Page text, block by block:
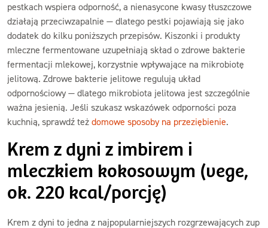
pestkach wspiera odporność, a nienasycone kwasy tłuszczowe
działają przeciwzapalnie — dlatego pestki pojawiają się jako
dodatek do kilku poniższych przepisów. Kiszonki i produkty
mleczne fermentowane uzupełniają skład o zdrowe bakterie
fermentacji mlekowej, korzystnie wpływające na mikrobiotę
jelitową. Zdrowe bakterie jelitowe regulują układ
odpornościowy — dlatego mikrobiota jelitowa jest szczególnie
ważna jesienią. Jeśli szukasz wskazówek odporności poza
kuchnią, sprawdź też domowe sposoby na przeziębienie.
Krem z dyni z imbirem i
mleczkiem kokosowym (vege,
ok. 220 kcal/porcję)
Krem z dyni to jedna z najpopularniejszych rozgrzewających zup